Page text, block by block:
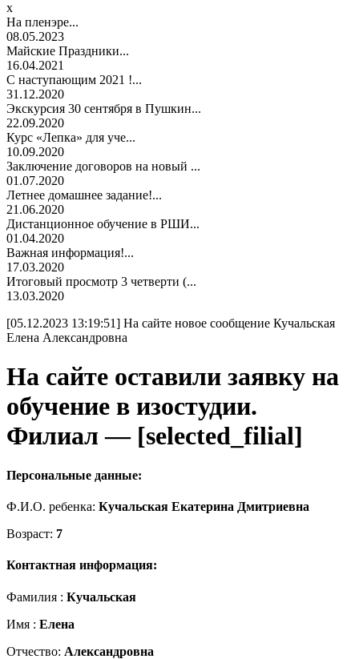
x
На пленэре...
08.05.2023
Майские Праздники...
16.04.2021
С наступающим 2021 !...
31.12.2020
Экскурсия 30 сентября в Пушкин...
22.09.2020
Курс «Лепка» для уче...
10.09.2020
Заключение договоров на новый ...
01.07.2020
Летнее домашнее задание!...
21.06.2020
Дистанционное обучение в РШИ...
01.04.2020
Важная информация!...
17.03.2020
Итоговый просмотр 3 четверти (...
13.03.2020
[05.12.2023 13:19:51] На сайте новое сообщение Кучальская
Елена Александровна
На сайте оставили заявку на
обучение в изостудии.
Филиал — [selected_filial]
Персональные данные:
Ф.И.О. ребенка: Кучальская Екатерина Дмитриевна
Возраст: 7
Контактная информация:
Фамилия : Кучальская
Имя : Елена
Отчество: Александровна